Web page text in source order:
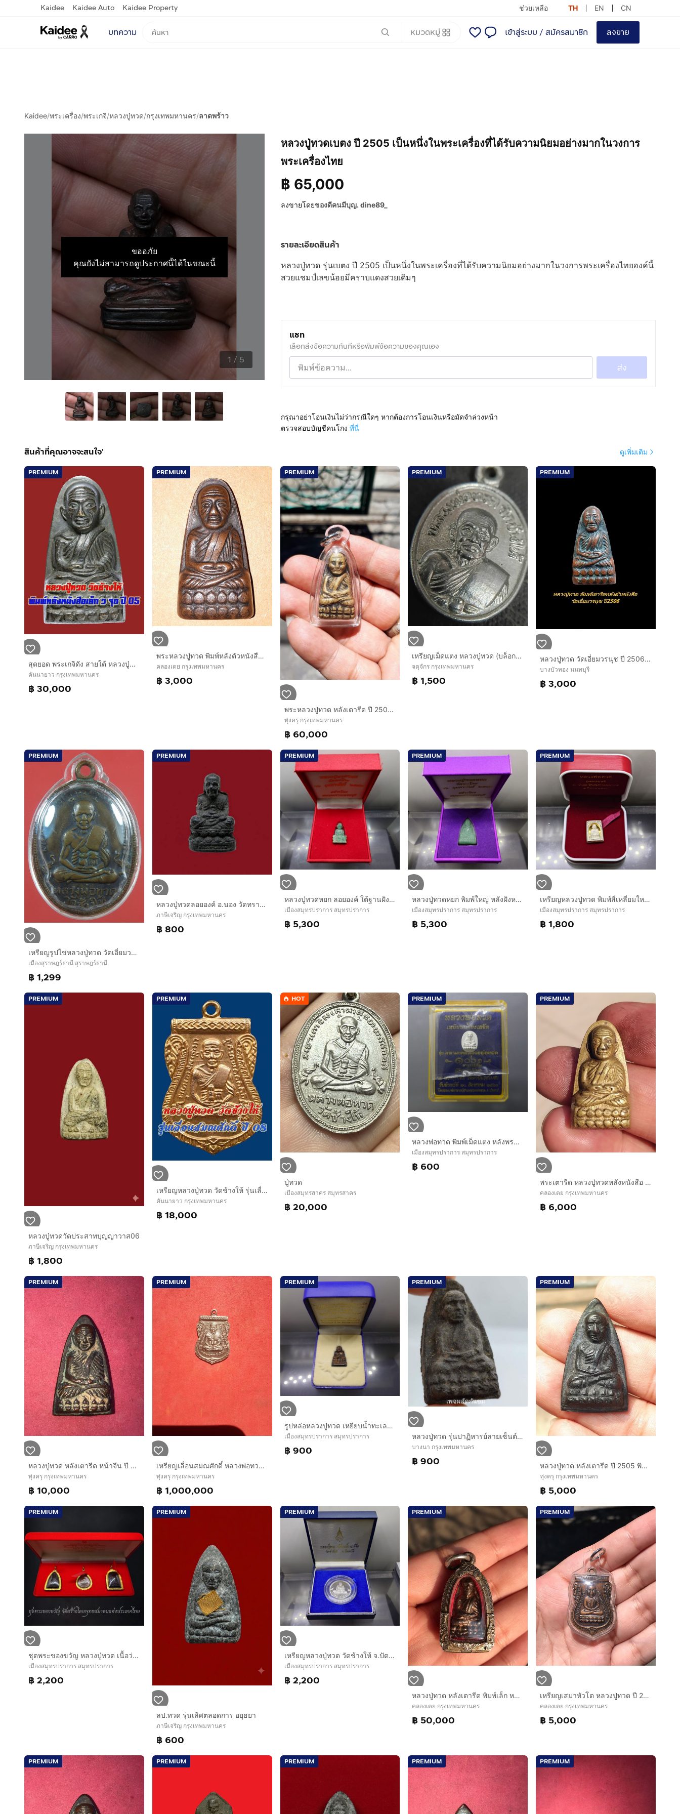
Kaidee Kaidee Auto Kaidee Property ช่วยเหลือ TH EN CN
บทความ หมวดหมู่ เข้าสู่ระบบ / สมัครสมาชิก ลงขาย
Kaidee/พระเครื่อง/พระเกจิ/หลวงปู่ทวด/กรุงเทพมหานคร/ลาดพร้าว
ขออภัย
คุณยังไม่สามารถดูประกาศนี้ได้ในขณะนี้
1 / 5
หลวงปู่ทวดเบตง ปี 2505 เป็นหนึ่งในพระเครื่องที่ได้รับความนิยมอย่างมากในวงการ
พระเครื่องไทย
฿ 65,000
ลงขายโดยของดีคนมีบุญ. dine89_
รายละเอียดสินค้า
หลวงปู่ทวด รุ่นเบตง ปี 2505 เป็นหนึ่งในพระเครื่องที่ได้รับความนิยมอย่างมากในวงการพระเครื่องไทยองค์นี้
สวยแชมป์เลขน้อยมีคราบแดงสวยเดิมๆ
แชท
เลือกส่งข้อความทันทีหรือพิมพ์ข้อความของคุณเอง
ส่ง
กรุณาอย่าโอนเงินไม่ว่ากรณีใดๆ หากต้องการโอนเงินหรือมัดจำล่วงหน้า
ตรวจสอบบัญชีคนโกง ที่นี่
สินค้าที่คุณอาจจะสนใจ' ดูเพิ่มเติม
PREMIUM
สุดยอด พระเกจิดัง สายใต้ หลวงปู่ทวด วัดช้างให้ ปี 05 พิมพ์หลังหนังสือ ว จุด นิยม
คันนายาว กรุงเทพมหานคร
฿ 30,000
PREMIUM
พระหลวงปู่ทวด พิมพ์หลังตัวหนังสือ พิมพ์เลข ๑ วัดเอี่ยมวรนุช กทม. ปี 2506 เนื้อทองเหลืองรมดำ สวย สมบูรณ์ เก่า แท้ หายาก พระหลวงปู่ทวด พิมพ์ห
คลองเตย กรุงเทพมหานคร
฿ 3,000
PREMIUM
พระหลวงปู่ทวด หลังเตารีด ปี 2505 รุ่นพิมพ์กลาง หน้าใหญ่ ปั้มซ้ำ เนื้อเหลือง เนื้อแห้ง ผิวเดิมๆ ลอยปั้มซ้ำด้านหน้า ชัดเจน ขอบข้างมีรอยแต่งตะไ
ทุ่งครุ กรุงเทพมหานคร
฿ 60,000
PREMIUM
เหรียญเม็ดแตง หลวงปู่ทวด (บล็อกห้าชาย) 2522
จตุจักร กรุงเทพมหานคร
฿ 1,500
PREMIUM
หลวงปู่ทวด วัดเอี่ยมวรนุช ปี 2506 เลข ๑
บางบัวทอง นนทบุรี
฿ 3,000
PREMIUM
เหรียญรูปไข่หลวงปู่ทวด วัดเอี่ยมวรนุช กทม. ปี2506
เมืองสุราษฎร์ธานี สุราษฎร์ธานี
฿ 1,299
PREMIUM
หลวงปู่ทวดลอยองค์ อ.นอง วัดทรายขาง ปี 2541
ภาษีเจริญ กรุงเทพมหานคร
฿ 800
PREMIUM
หลวงปู่ทวดหยก ลอยองค์ ใต้ฐานฝังหมุดทองคำแท้ วัดพะโคะ จ. สงขลา ปี 2543 พร้อมกล่องเดิม จัดสร้างโดย สมาคมชาวเพชรบุรี
เมืองสมุทรปราการ สมุทรปราการ
฿ 5,300
PREMIUM
หลวงปู่ทวดหยก พิมพ์ใหญ่ หลังฝังหมุดทองคำแท้ วัดพะโคะ จ. สงขลา ปี 2543 พร้อมกล่องเดิม จัดสร้างโดย สมาคมชาวเพชรบุรี
เมืองสมุทรปราการ สมุทรปราการ
฿ 5,300
PREMIUM
เหรียญหลวงปู่ทวด พิมพ์สี่เหลี่ยมใหญ่ เนื้อเงิน รุ่นมงคลบารมี วัดประสาทบุญญาวาส พ.ศ.2545 กล่องเดิม
เมืองสมุทรปราการ สมุทรปราการ
฿ 1,800
PREMIUM
หลวงปู่ทวดวัดประสาทบุญญาวาส06
ภาษีเจริญ กรุงเทพมหานคร
฿ 1,800
PREMIUM
เหรียญหลวงปู่ทวด วัดช้างให้ รุ่นเลื่อนสมณศักดิ์ ปี 08 กะไหล่ทอง(เปียกทอง) แจกกรรมการ
คันนายาว กรุงเทพมหานคร
฿ 18,000
HOT
ปู่ทวด
เมืองสมุทรสาคร สมุทรสาคร
฿ 20,000
PREMIUM
หลวงพ่อทวด พิมพ์เม็ดแตง หลังพระคาถาหลวงพ่อทวด เนื้อเงินขัดเงา รุ่น 106 ปี อาจารย์ทิม พ.ศ.2561 พร้อมกล่องเดิม
เมืองสมุทรปราการ สมุทรปราการ
฿ 600
PREMIUM
พระเตารีด หลวงปู่ทวดหลังหนังสือ พิมพ์เล็ก บล็อค ว.จุด เนื้อทองเหลือง วัดช้างให้ จ.ปัตตานี ปี 2505 พระเตารีดหลังหนังสือเล็ก บล็อค ว.จุด พระสว
คลองเตย กรุงเทพมหานคร
฿ 6,000
PREMIUM
หลวงปู่ทวด หลังเตารีด หน้าจีน ปี 2508 พิมพ์ถูก สวยคม มีคราบดินเบ้า และรอยตะไบขอบ และตะไบขอบข้างตบอีกครั้งตามสูตร จมูกโด่งๆ องค์นี้สภาพสวยเดิ
ทุ่งครุ กรุงเทพมหานคร
฿ 10,000
PREMIUM
เหรียญเลื่อนสมณศักดิ์ หลวงพ่อทวด วัดช้างให้ ปี 2508 พิมพ์นิยม เนื้อเงิน เนื้อสวย คม สวยแบบหูตากระพริบ ตัวจริงคมมากๆ รอยขนแมวคมๆบางๆชัด เก่า
ทุ่งครุ กรุงเทพมหานคร
฿ 1,000,000
PREMIUM
รูปหล่อหลวงปู่ทวด เหยียบน้ำทะเลจืด เนื้อนวะ 111 ปี กระทรวงกลาโหม พุทธาภิเษก วัดช้างให้ และ วัดพระศรีรัตนศาสดาราม พ.ศ.2540 พร้อมกล่องเดิม
เมืองสมุทรปราการ สมุทรปราการ
฿ 900
PREMIUM
หลวงปู่ทวด รุ่นปาฏิหารย์ลายเซ็นต์ พิมพ์เตารีด หลังฝังโลหิตธาตุ วัดห้วยมงคล ปี49
บางนา กรุงเทพมหานคร
฿ 900
PREMIUM
หลวงปู่ทวด หลังเตารีด ปี 2505 พิมพ์ใหญ่ปีกว้าง ปั้มซ้ำ เนื้อทองผสม รมดำ ผิวสองสี เดิมๆออกสีดำอมแดง สวยๆ คมๆ มีคราบดินเบ้า ด้านหลังมีรอยตะไบ
ทุ่งครุ กรุงเทพมหานคร
฿ 5,000
PREMIUM
ชุดพระของขวัญ หลวงปู่ทวด เนื้อว่าน ทรงกลีบบัว - กลีบขนุน หลัง ภ.ป.ร. และพระพุทธสิงหธรรมมงคล เลี่ยมกรอบทองนพเกล้า พิธีพุทธาภิเษก ณ พระอุโบสถ
เมืองสมุทรปราการ สมุทรปราการ
฿ 2,200
PREMIUM
ลป.ทวด รุ่นเลิศตลอดการ อยุธยา
ภาษีเจริญ กรุงเทพมหานคร
฿ 600
PREMIUM
เหรียญหลวงปู่ทวด วัดช้างให้ จ.ปัตตานี รุ่นเจ้าฟ้าเพชรรัตน์ ปี 2537 เนื้อเงินขัดเงา พร้อมกล่องเดิม
เมืองสมุทรปราการ สมุทรปราการ
฿ 2,200
PREMIUM
หลวงปู่ทวด หลังเตารีด พิมพ์เล็ก หน้าแหงน เนื้อนวะ ปี 2505 ผิวเดิม ออกสีรุ้ง มันเงา มีเนื้อทองคำที่ยังไม่แตก เป็นจุดๆ ตอนหล่อช่อ กระจายอยู่ตา
คลองเตย กรุงเทพมหานคร
฿ 50,000
PREMIUM
เหรียญเสมาหัวโต หลวงปู่ทวด ปี 2505 ออกวัดมหาธาตุ กทม. เนื้อทองแดง เดิมๆแห้งๆ พื้นผิวเหรียญ ด้านหน้า หลังจะมีเสี้ยนสายฝน เป็นเส้นในแนวดิ่งหลา
คลองเตย กรุงเทพมหานคร
฿ 5,000
PREMIUM PREMIUM PREMIUM PREMIUM PREMIUM